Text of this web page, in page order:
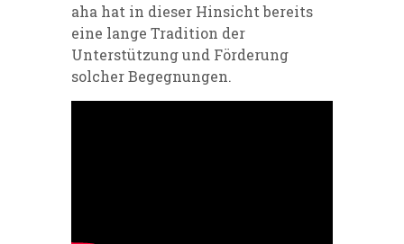
aha hat in dieser Hinsicht bereits
eine lange Tradition der
Unterstützung und Förderung
solcher Begegnungen.